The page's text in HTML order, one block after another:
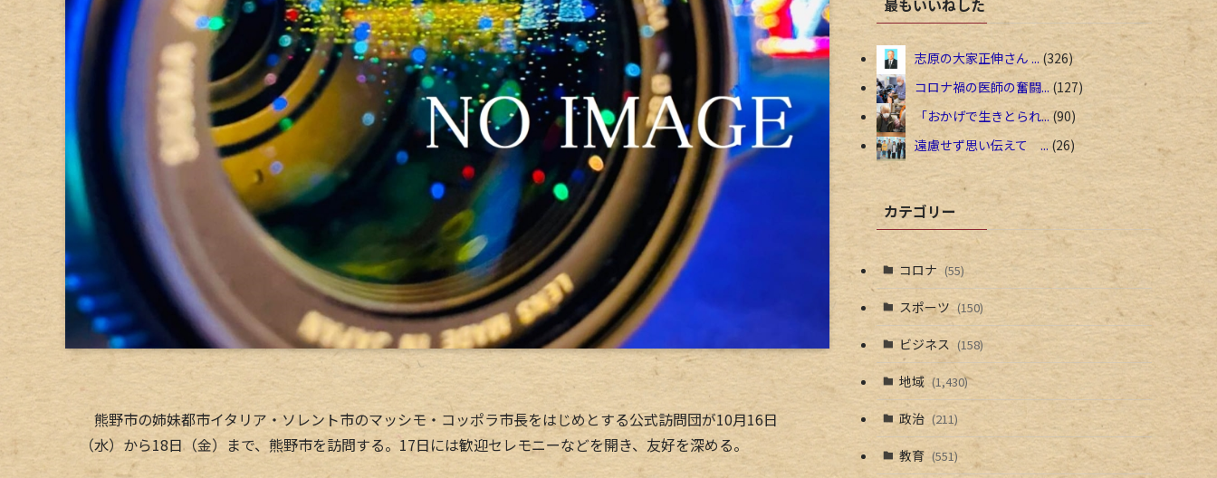
熊野市の姉妹都市イタリア・ソレント市のマッシモ・コッポラ市長をはじめとする公式訪問団が10月16日
（水）から18日（金）まで、熊野市を訪問する。17日には歓迎セレモニーなどを開き、友好を深める。
最もいいねした
志原の大家正伸さん ... 326
コロナ禍の医師の奮闘... 127
「おかげで生きとられ... 90
遠慮せず思い伝えて ... 26
カテゴリー
コロナ (55)
スポーツ (150)
ビジネス (158)
地域 (1,430)
政治 (211)
教育 (551)